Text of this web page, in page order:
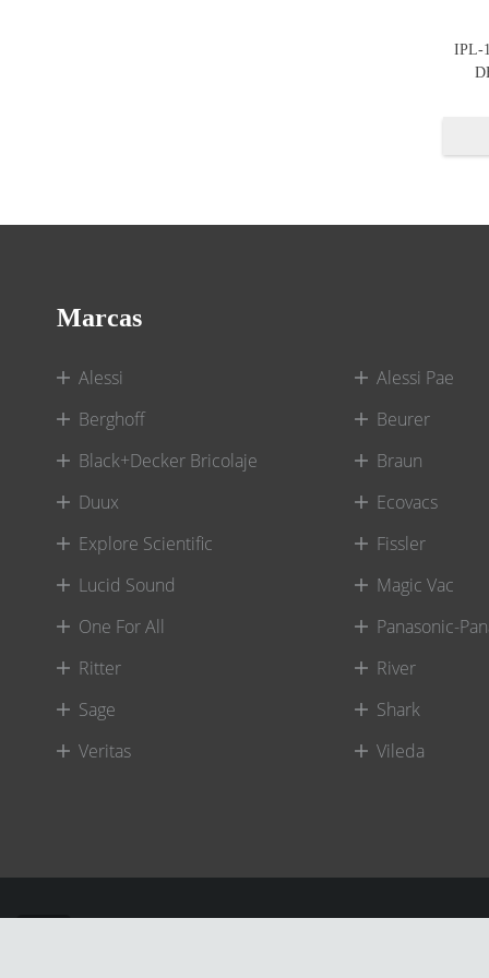
IPL-
Marcas
Alessi Alessi Pae
Berghoff
Beurer
Black+Decker Bricolaje
Braun
Duux
Ecovacs
Explore Scientific
Fissler
Lucid Sound
Magic Vac
One For All
Panasonic-
Ritter
River
Sage
Shark
Veritas
Vileda